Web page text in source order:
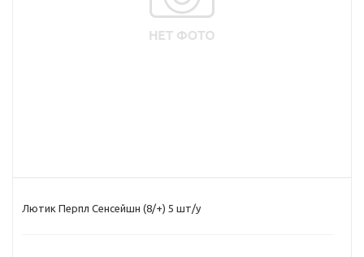
Лютик Перпл Сенсейшн (8/+) 5 шт/у